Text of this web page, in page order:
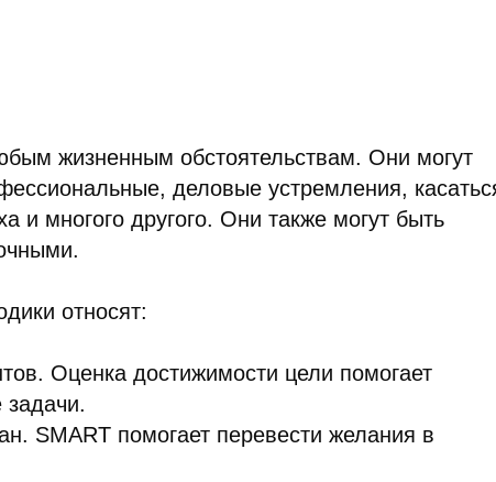
жизненным обстоятельствам. Они могут
деловые устремления,
и многого другого. Они также могут быть
относят:
Оценка достижимости цели помогает
задачи.
SMART помогает перевести желания в